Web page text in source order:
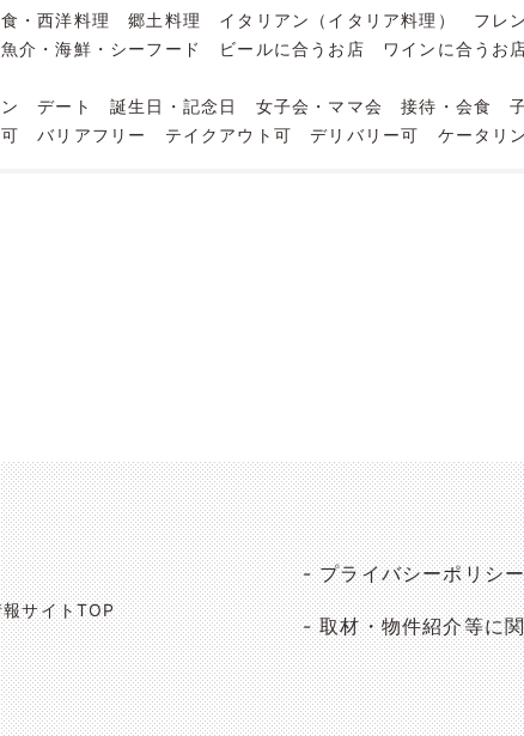
・西洋料理 郷土料理 イタリアン（イタリア料理） フレ
魚介・海鮮・シーフード ビールに合うお店 ワインに合うお
デート 誕生日・記念日 女子会・ママ会 接待・会食
バリアフリー テイクアウト可 デリバリー可 ケータリ
サイトTOP
プライバシーポリシ
取材・物件紹介等に